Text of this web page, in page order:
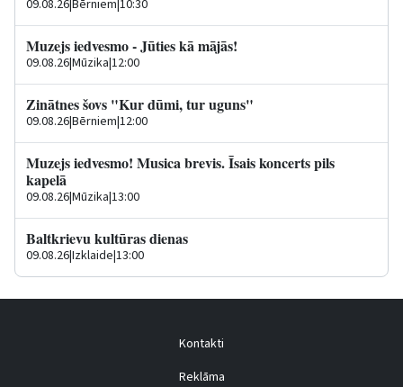
09.08.26|Bērniem|10:30
Muzejs iedvesmo - Jūties kā mājās!
09.08.26|Mūzika|12:00
Zinātnes šovs "Kur dūmi, tur uguns"
09.08.26|Bērniem|12:00
Muzejs iedvesmo! Musica brevis. Īsais koncerts pils
kapelā
09.08.26|Mūzika|13:00
Baltkrievu kultūras dienas
09.08.26|Izklaide|13:00
Kontakti
Reklāma